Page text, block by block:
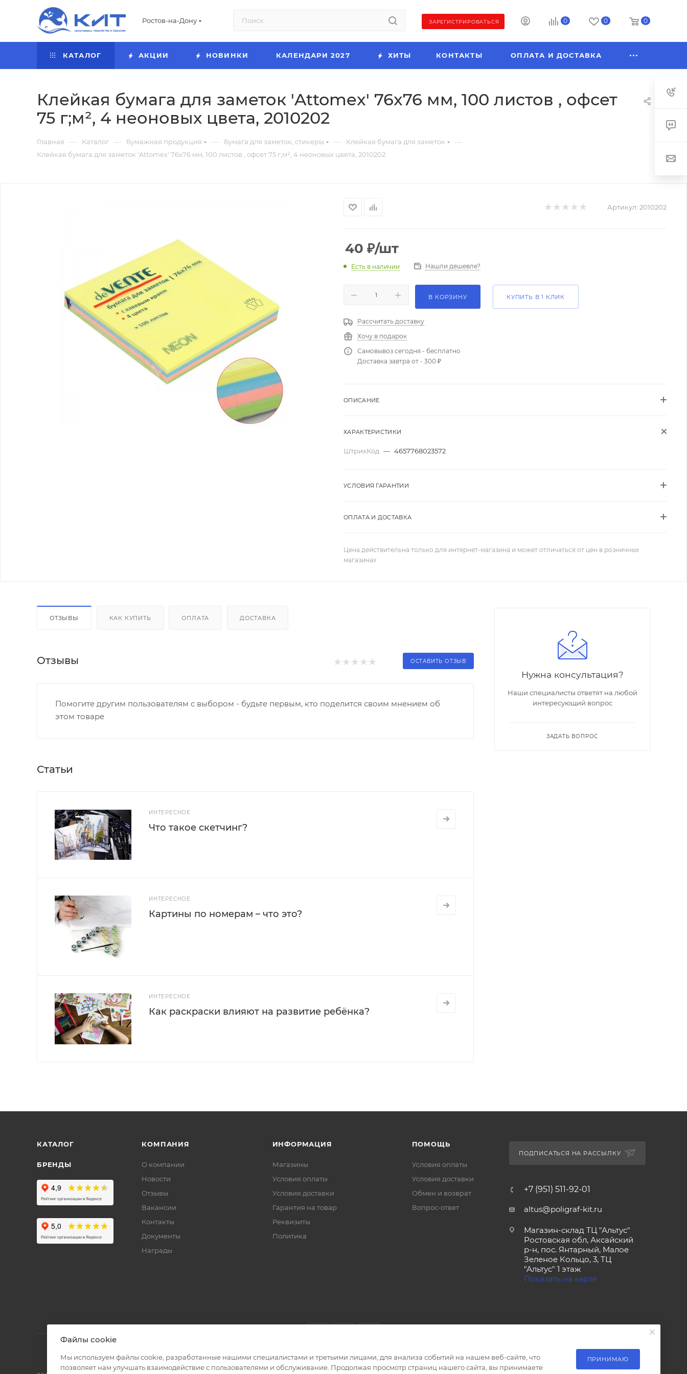
Ростов-на-Дону ЗАРЕГИСТРИРОВАТЬСЯ 0 0 0
КАТАЛОГ АКЦИИ НОВИНКИ КАЛЕНДАРИ 2027 ХИТЫ КОНТАКТЫ ОПЛАТА И ДОСТАВКА
Клейкая бумага для заметок 'Attomex' 76x76 мм, 100 листов , офсет
75 г;м², 4 неоновых цвета, 2010202
Главная — Каталог — Бумажная продукция — Бумага для заметок, стикеры — Клейкая бумага для заметок —
Клейкая бумага для заметок 'Attomex' 76x76 мм, 100 листов , офсет 75 г;м², 4 неоновых цвета, 2010202
Артикул: 2010202
40 ₽/шт
Есть в наличии Нашли дешевле?
В КОРЗИНУ КУПИТЬ В 1 КЛИК
Рассчитать доставку
Хочу в подарок
Самовывоз сегодня - бесплатно
Доставка завтра от - 300 ₽
ОПИСАНИЕ
ХАРАКТЕРИСТИКИ
ШтрихКод — 4657768023572
УСЛОВИЯ ГАРАНТИИ
ОПЛАТА И ДОСТАВКА
Цена действительна только для интернет-магазина и может отличаться от цен в розничных
магазинах
ОТЗЫВЫ КАК КУПИТЬ ОПЛАТА ДОСТАВКА
Отзывы ОСТАВИТЬ ОТЗЫВ
Помогите другим пользователям с выбором - будьте первым, кто поделится своим мнением об
этом товаре
Статьи
ИНТЕРЕСНОЕ
Что такое скетчинг?
ИНТЕРЕСНОЕ
Картины по номерам – что это?
ИНТЕРЕСНОЕ
Как раскраски влияют на развитие ребёнка?
Нужна консультация?
Наши специалисты ответят на любой
интересующий вопрос
ЗАДАТЬ ВОПРОС
КАТАЛОГ
БРЕНДЫ
КОМПАНИЯ
О компании
Новости
Отзывы
Вакансии
Контакты
Документы
Награды
ИНФОРМАЦИЯ
Магазины
Условия оплаты
Условия доставки
Гарантия на товар
Реквизиты
Политика
ПОМОЩЬ
Условия оплаты
Условия доставки
Обмен и возврат
Вопрос-ответ
ПОДПИСАТЬСЯ НА РАССЫЛКУ
+7 (951) 511-92-01
altus@poligraf-kit.ru
Магазин-склад ТЦ "Альтус"
Ростовская обл, Аксайский
р-н, пос. Янтарный, Малое
Зеленое Кольцо, 3, ТЦ
"Альтус" 1 этаж
Показать на карте
Файлы cookie
Мы используем файлы cookie, разработанные нашими специалистами и третьими лицами, для анализа событий на нашем веб-сайте, что
позволяет нам улучшать взаимодействие с пользователями и обслуживание. Продолжая просмотр страниц нашего сайта, вы принимаете
ПРИНИМАЮ